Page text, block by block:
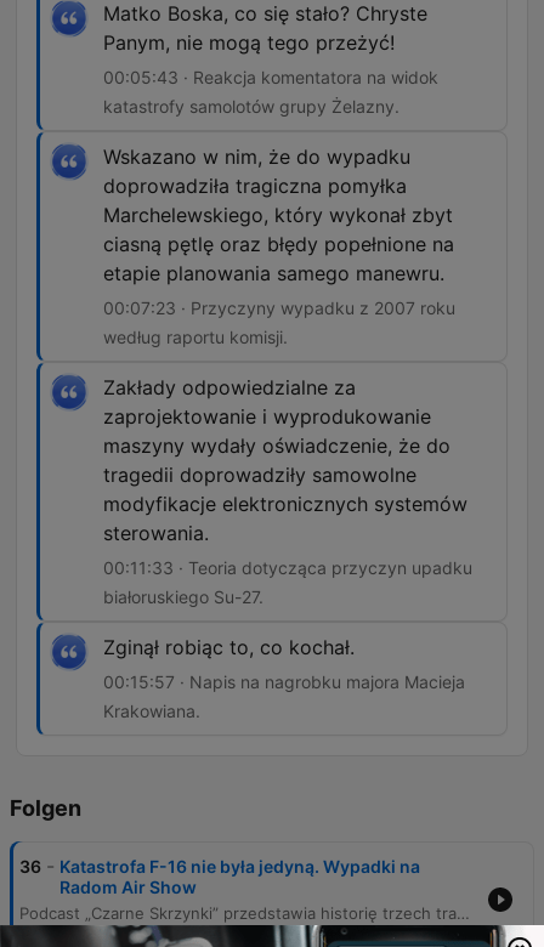
Matko Boska, co się stało? Chryste
Panym, nie mogą tego przeżyć!
00:05:43 · Reakcja komentatora na widok
katastrofy samolotów grupy Żelazny.
Wskazano w nim, że do wypadku
doprowadziła tragiczna pomyłka
Marchelewskiego, który wykonał zbyt
ciasną pętlę oraz błędy popełnione na
etapie planowania samego manewru.
00:07:23 · Przyczyny wypadku z 2007 roku
według raportu komisji.
Zakłady odpowiedzialne za
zaprojektowanie i wyprodukowanie
maszyny wydały oświadczenie, że do
tragedii doprowadziły samowolne
modyfikacje elektronicznych systemów
sterowania.
00:11:33 · Teoria dotycząca przyczyn upadku
białoruskiego Su-27.
Zginął robiąc to, co kochał.
00:15:57 · Napis na nagrobku majora Macieja
Krakowiana.
Folgen
36 - Katastrofa F-16 nie była jedyną. Wypadki na
Radom Air Show
Podcast „Czarne Skrzynki” przedstawia historię trzech tragicznych katastrof lotniczych, które miały miejsce podczas pokazów lotniczych Radom Airshow. Narracja prowadzi słuchacza przez wydarzenia z lat 2007, 2009 oraz 2025, analizując okoliczności wypadków, w których zginęli piloci oraz skutki tych tragedii dla bezpieczeństwa lotnictwa. Autor przybliża szczegóły zderzenia samolotów grupy Żelazny, upadku białoruskiego Su-27 oraz najnowszego wypadku myśliwca F-16 podczas treningu. Odcinek porusza kwestie błędów ludzkich, usterek technicznych oraz debaty publicznej dotyczącej ryzyka związanłego z organizacją tak widowiskowych, ale niebezpiecznych wydarzeń.
30 Jun. 2026